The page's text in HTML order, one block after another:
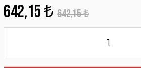
642,15 ₺ 642,15 ₺